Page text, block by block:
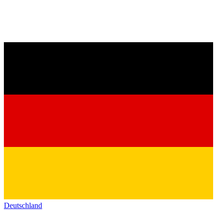
Deutschland